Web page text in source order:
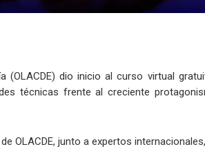
(OLACDE) dio inicio al curso virtual
técnicas frente al creciente
OLACDE, junto a expertos